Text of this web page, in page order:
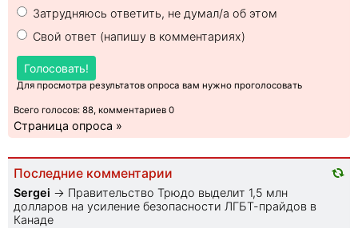
Затрудняюсь ответить, не думал/а об этом
Свой ответ (напишу в комментариях)
Голосовать!
Для просмотра результатов опроса вам нужно проголосовать
Всего голосов: 88, комментариев 0
Страница опроса »
Последние комментарии
Sеrgei → Правительство Трюдо выделит 1,5 млн
долларов на усиление безопасности ЛГБТ-прайдов в
Канаде